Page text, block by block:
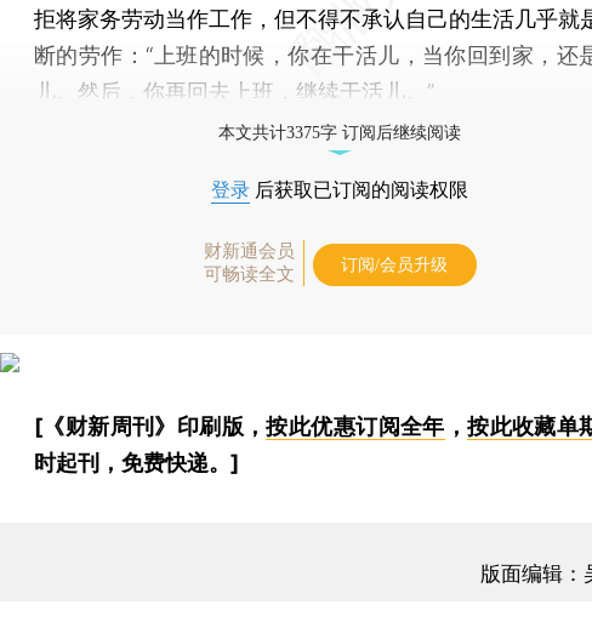
拒将家务劳动当作工作，但不得不承认自己的生活几乎就
断的劳作：“上班的时候，你在干活儿，当你回到家，还
儿。然后，你再回去上班，继续干活儿。”
本文共计3375字 订阅后继续阅读
登录 后获取已订阅的阅读权限
财新通会员
可畅读全文
订阅/会员升级
[《财新周刊》印刷版，按此优惠订阅全年 ，按此收藏单
时起刊，免费快递。]
版面编辑：